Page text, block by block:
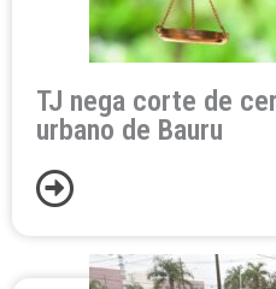
TJ nega corte de
urbano de Bauru